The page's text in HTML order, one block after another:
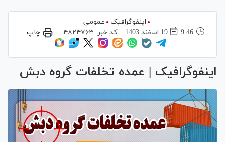
اینفوگرافیک
عمومی
9:46
19 اسفند 1403 کد خبر: ۴۸۲۴۷۶۳ چاپ
اینفوگرافیک | عمده تخلفات گروه دبش